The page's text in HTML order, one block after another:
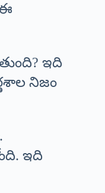
ఇది
నిజం
ఇది